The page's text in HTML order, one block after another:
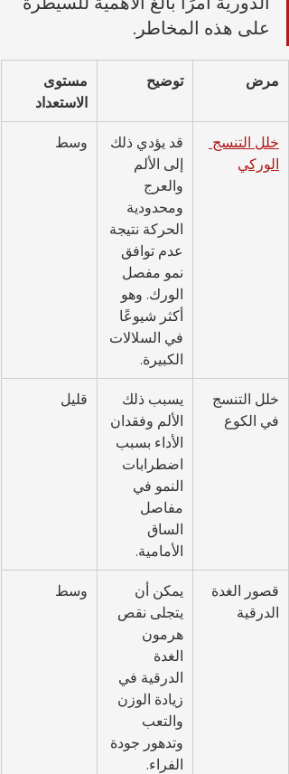
على هذه المخاطر.
مرض توضيح
مستوى
الاستعداد
خلل التنسج
الوركي
قد يؤدي ذلك
إلى الألم
والعرج
ومحدودية
الحركة نتيجة
عدم توافق
نمو مفصل
الورك. وهو
أكثر شيوعًا
في السلالات
الكبيرة.
وسط
خلل التنسج
في الكوع
يسبب ذلك
الألم وفقدان
الأداء بسبب
اضطرابات
النمو في
مفاصل
الساق
الأمامية.
قليل
قصور الغدة
الدرقية
يمكن أن
يتجلى نقص
هرمون
الغدة
الدرقية في
زيادة الوزن
والتعب
وتدهور جودة
الفراء.
وسط